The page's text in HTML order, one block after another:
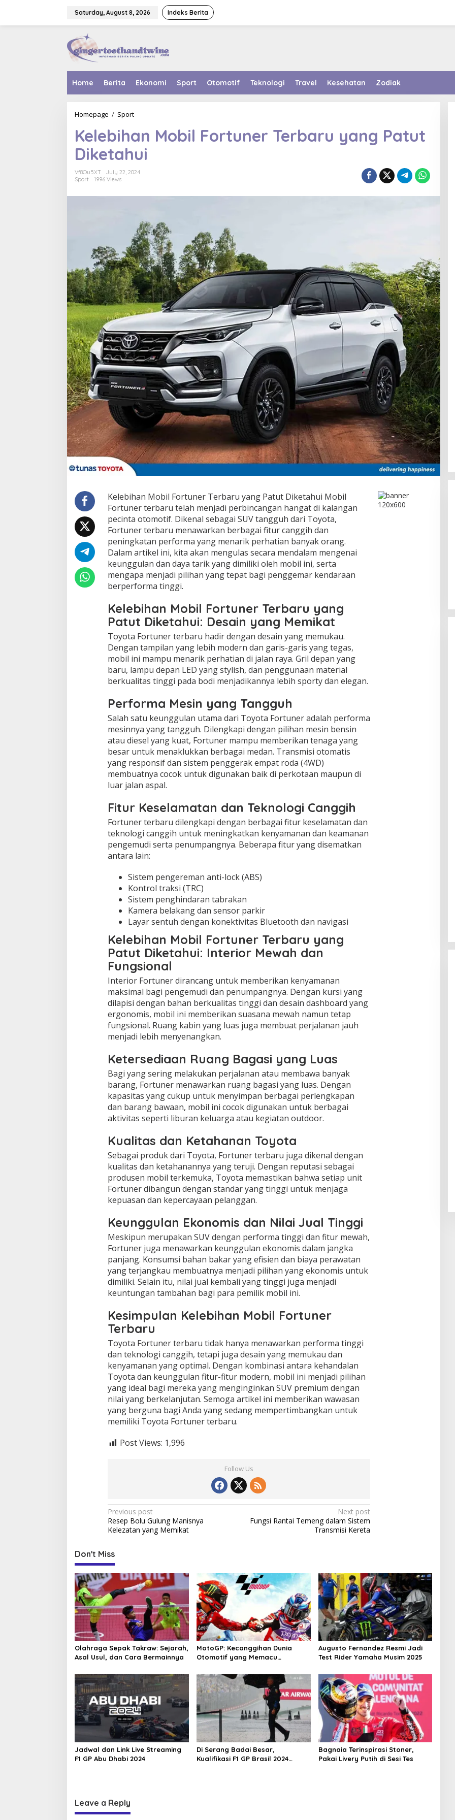
Saturday, August 8, 2026 Indeks Berita
Home Berita Ekonomi Sport Otomotif Teknologi Travel Kesehatan Zodiak
Homepage / SportKelebihan
Fortuner
Terbaru
yang
Patut
Diketahui
Kelebihan Mobil Fortuner Terbaru yang Patut
Diketahui
Vf8Ou5XT
July 22, 2024
Sport
1996 Views
Kelebihan Mobil Fortuner Terbaru yang Patut Diketahui Mobil
Fortuner terbaru telah menjadi perbincangan hangat di kalangan
pecinta otomotif. Dikenal sebagai SUV tangguh dari Toyota,
Fortuner terbaru menawarkan berbagai fitur canggih dan
peningkatan performa yang menarik perhatian banyak orang.
Dalam artikel ini, kita akan mengulas secara mendalam mengenai
keunggulan dan daya tarik yang dimiliki oleh mobil ini, serta
mengapa menjadi pilihan yang tepat bagi penggemar kendaraan
berperforma tinggi.
Kelebihan Mobil Fortuner Terbaru yang
Patut Diketahui: Desain yang Memikat
Toyota Fortuner terbaru hadir dengan desain yang memukau.
Dengan tampilan yang lebih modern dan garis-garis yang tegas,
mobil ini mampu menarik perhatian di jalan raya. Gril depan yang
baru, lampu depan LED yang stylish, dan penggunaan material
berkualitas tinggi pada bodi menjadikannya lebih sporty dan elegan.
Performa Mesin yang Tangguh
Salah satu keunggulan utama dari Toyota Fortuner adalah performa
mesinnya yang tangguh. Dilengkapi dengan pilihan mesin bensin
atau diesel yang kuat, Fortuner mampu memberikan tenaga yang
besar untuk menaklukkan berbagai medan. Transmisi otomatis
yang responsif dan sistem penggerak empat roda (4WD)
membuatnya cocok untuk digunakan baik di perkotaan maupun di
luar jalan aspal.
Fitur Keselamatan dan Teknologi Canggih
Fortuner terbaru dilengkapi dengan berbagai fitur keselamatan dan
teknologi canggih untuk meningkatkan kenyamanan dan keamanan
pengemudi serta penumpangnya. Beberapa fitur yang disematkan
antara lain:
Sistem pengereman anti-lock (ABS)
Kontrol traksi (TRC)
Sistem penghindaran tabrakan
Kamera belakang dan sensor parkir
Layar sentuh dengan konektivitas Bluetooth dan navigasi
Kelebihan Mobil Fortuner Terbaru yang
Patut Diketahui: Interior Mewah dan
Fungsional
Interior Fortuner dirancang untuk memberikan kenyamanan
maksimal bagi pengemudi dan penumpangnya. Dengan kursi yang
dilapisi dengan bahan berkualitas tinggi dan desain dashboard yang
ergonomis, mobil ini memberikan suasana mewah namun tetap
fungsional. Ruang kabin yang luas juga membuat perjalanan jauh
menjadi lebih menyenangkan.
Ketersediaan Ruang Bagasi yang Luas
Bagi yang sering melakukan perjalanan atau membawa banyak
barang, Fortuner menawarkan ruang bagasi yang luas. Dengan
kapasitas yang cukup untuk menyimpan berbagai perlengkapan
dan barang bawaan, mobil ini cocok digunakan untuk berbagai
aktivitas seperti liburan keluarga atau kegiatan outdoor.
Kualitas dan Ketahanan Toyota
Sebagai produk dari Toyota, Fortuner terbaru juga dikenal dengan
kualitas dan ketahanannya yang teruji. Dengan reputasi sebagai
produsen mobil terkemuka, Toyota memastikan bahwa setiap unit
Fortuner dibangun dengan standar yang tinggi untuk menjaga
kepuasan dan kepercayaan pelanggan.
Keunggulan Ekonomis dan Nilai Jual Tinggi
Meskipun merupakan SUV dengan performa tinggi dan fitur mewah,
Fortuner juga menawarkan keunggulan ekonomis dalam jangka
panjang. Konsumsi bahan bakar yang efisien dan biaya perawatan
yang terjangkau membuatnya menjadi pilihan yang ekonomis untuk
dimiliki. Selain itu, nilai jual kembali yang tinggi juga menjadi
keuntungan tambahan bagi para pemilik mobil ini.
Kesimpulan Kelebihan Mobil Fortuner
Terbaru
Toyota Fortuner terbaru tidak hanya menawarkan performa tinggi
dan teknologi canggih, tetapi juga desain yang memukau dan
kenyamanan yang optimal. Dengan kombinasi antara kehandalan
Toyota dan keunggulan fitur-fitur modern, mobil ini menjadi pilihan
yang ideal bagi mereka yang menginginkan SUV premium dengan
nilai yang berkelanjutan. Semoga artikel ini memberikan wawasan
yang berguna bagi Anda yang sedang mempertimbangkan untuk
memiliki Toyota Fortuner terbaru.
Post Views: 1,996
Follow Us
Post
navigation
Previous post
Resep Bolu Gulung Manisnya
Kelezatan yang Memikat
Next post
Fungsi Rantai Temeng dalam Sistem
Transmisi Kereta
Don't Miss
Olahraga Sepak Takraw: Sejarah,
Asal Usul, dan Cara Bermainnya
MotoGP: Kecanggihan Dunia
Otomotif yang Memacu
Augusto Fernandez Resmi Jadi
Test Rider Yamaha Musim 2025
Jadwal dan Link Live Streaming
F1 GP Abu Dhabi 2024
Di Serang Badai Besar,
Kualifikasi F1 GP Brasil 2024
Bagnaia Terinspirasi Stoner,
Pakai Livery Putih di Sesi Tes
Leave a Reply
Teka teki Satoshi Nakamoto
Memanas Lagi, Identitas Pencipta
Bitcoin Mulai Terungkap?
In Teknologi | April 18, 2026